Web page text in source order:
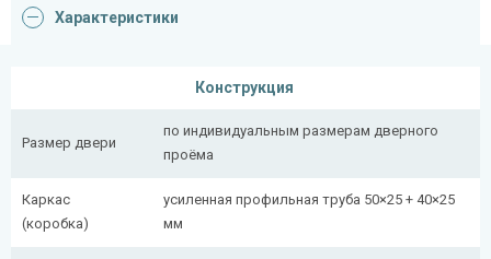
Характеристики
Конструкция
Размер двери
по индивидуальным размерам дверного
проёма
Каркас
(коробка)
усиленная профильная труба 50×25 + 40×25
мм